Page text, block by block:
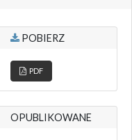
POBIERZ
PDF
OPUBLIKOWANE